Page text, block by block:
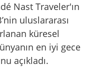
Nast Traveler'ın
uluslararası
küresel
en iyi gece
açıkladı.